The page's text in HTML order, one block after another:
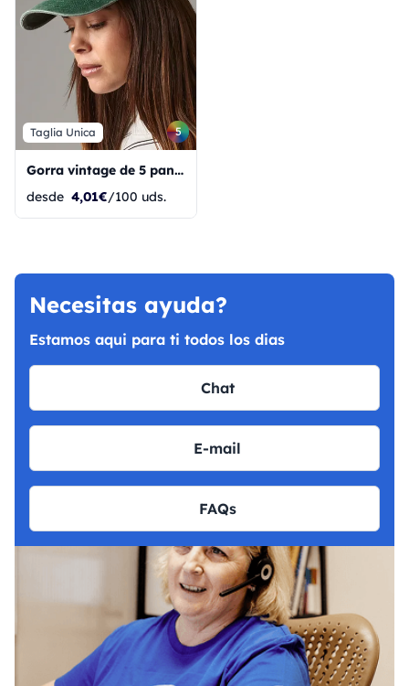
Taglia Unica 5
Gorra vintage de 5 paneles de corte relajado
desde 4,01€/100 uds.
Necesitas ayuda?
Estamos aqui para ti todos los dias
Chat
E-mail
FAQs